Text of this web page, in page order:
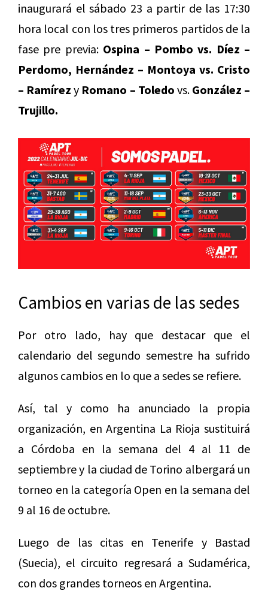
inaugurará el sábado 23 a partir de las 17:30
hora local con los tres primeros partidos de la
fase pre previa: Ospina – Pombo vs. Díez –
Perdomo, Hernández – Montoya vs. Cristo
– Ramírez y Romano – Toledo vs. González –
Trujillo.
Cambios en varias de las sedes
Por otro lado, hay que destacar que el
calendario del segundo semestre ha sufrido
algunos cambios en lo que a sedes se refiere.
Así, tal y como ha anunciado la propia
organización, en Argentina La Rioja sustituirá
a Córdoba en la semana del 4 al 11 de
septiembre y la ciudad de Torino albergará un
torneo en la categoría Open en la semana del
9 al 16 de octubre.
Luego de las citas en Tenerife y Bastad
(Suecia), el circuito regresará a Sudamérica,
con dos grandes torneos en Argentina.